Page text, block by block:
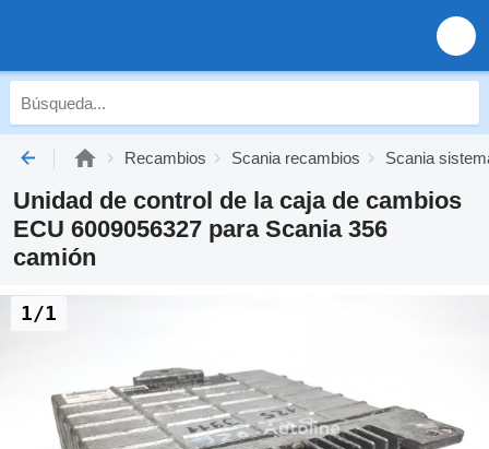
Recambios Scania recambios Scania
Unidad de control de la caja de cambios
ECU 6009056327 para Scania 356
camión
1/1